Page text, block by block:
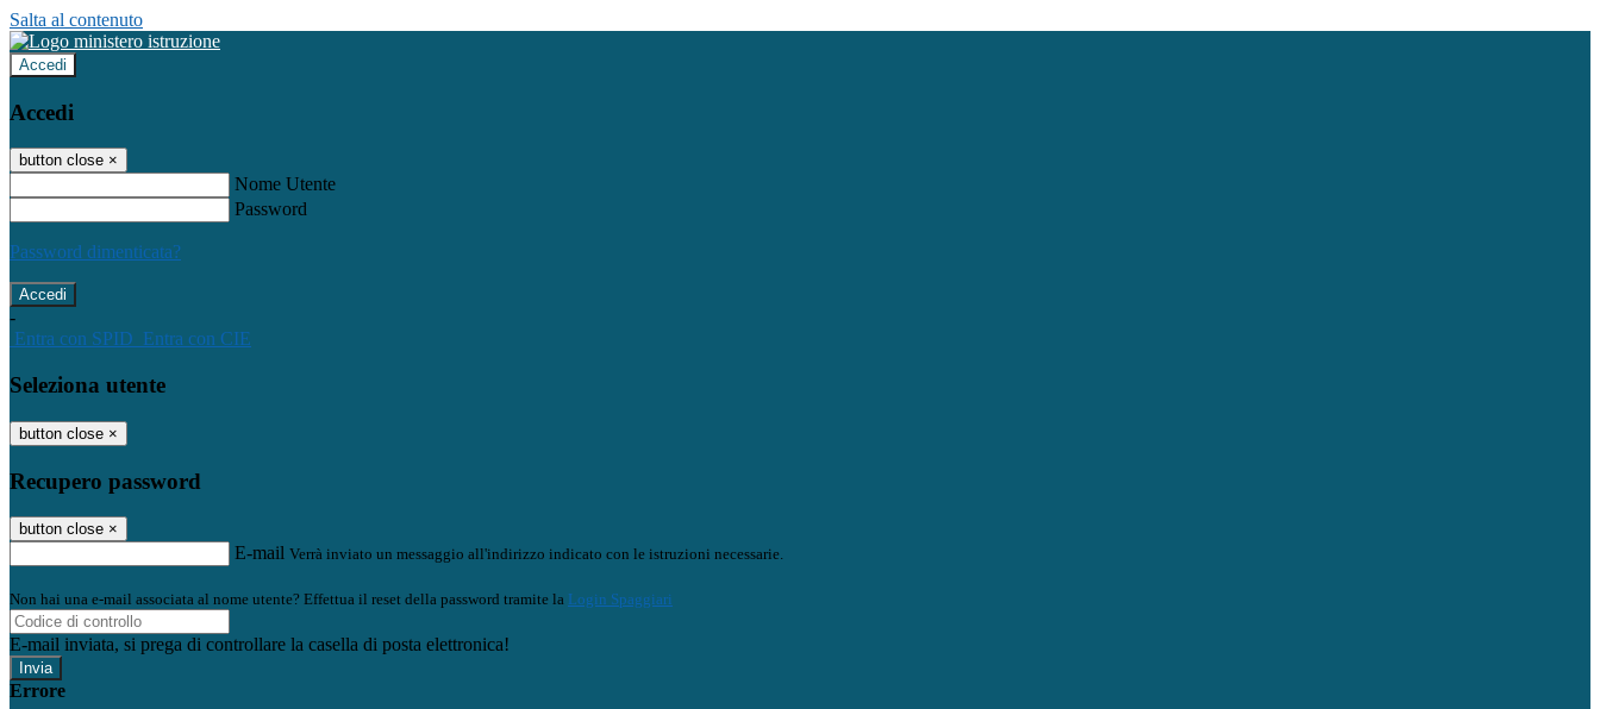
Salta al contenuto
Accedi
Accedi
button close ×
Nome Utente
Password
Password dimenticata?
-
Entra con SPID Entra con CIE
Seleziona utente
button close ×
Recupero password
button close ×
E-mail Verrà inviato un messaggio all'indirizzo indicato con le istruzioni necessarie.
Non hai una e-mail associata al nome utente? Effettua il reset della password tramite la Login Spaggiari
E-mail inviata, si prega di controllare la casella di posta elettronica!
Errore